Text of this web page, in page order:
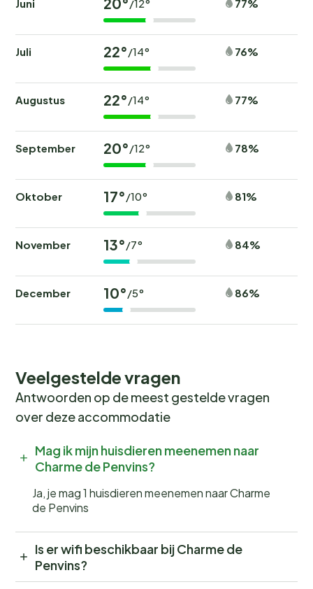
Juni /12° 77%
Juli 22°/14° 76%
Augustus 22°/14° 77%
September 20°/12° 78%
Oktober 17°/10° 81%
November 13°/7° 84%
December 10°/5° 86%
Veelgestelde vragen
Antwoorden op de meest gestelde vragen
over deze accommodatie
Mag ik mijn huisdieren meenemen naar
Charme de Penvins?
Ja, je mag 1 huisdieren meenemen naar Charme
de Penvins
Is er wifi beschikbaar bij Charme de
Penvins?